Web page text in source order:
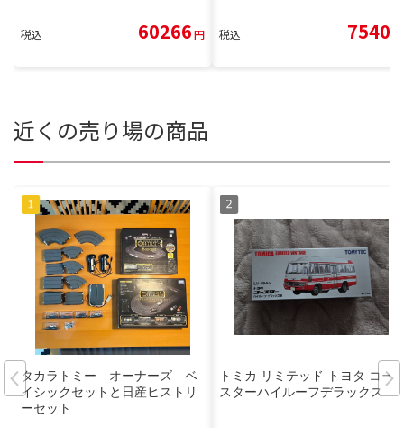
税込 60266円 税込 7540
近くの売り場の商品
タカラトミー オーナーズ ベ
イシックセットと日産ヒストリ
ーセット
トミカ リミテッド トヨタ コー
スターハイルーフデラックス